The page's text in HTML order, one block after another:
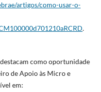
artigos/como-usar-o-
.
como oportunidade
de Apoio às Micro e
em: